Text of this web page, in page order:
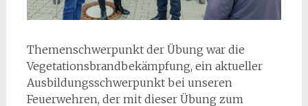
Themenschwerpunkt der Übung war die
Vegetationsbrandbekämpfung, ein aktueller
Ausbildungsschwerpunkt bei unseren
Feuerwehren, der mit dieser Übung zum